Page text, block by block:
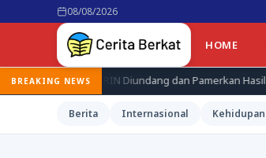
08/08/2026
HOME
BREAKING NEWS
BRIN Diundang dan Pamerkan Hasil Riset di Istana
Berita Internasional Kehidupan